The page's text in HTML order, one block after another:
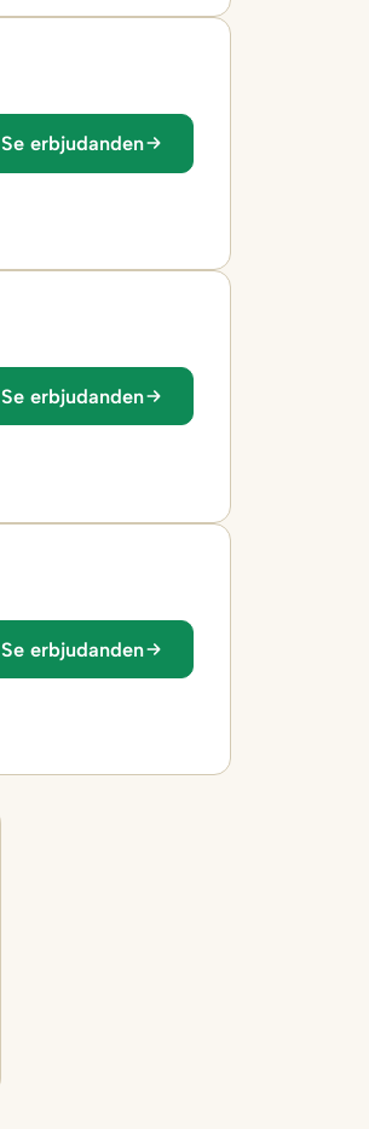
Se erbjudanden
Se erbjudanden
Se erbjudanden